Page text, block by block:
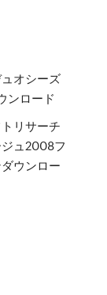
オシーズ
ンロード
リサーチ
ュ2008フ
ウンロー